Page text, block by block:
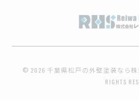
© 2026 千葉県松戸の外壁塗装なら
RIGHTS